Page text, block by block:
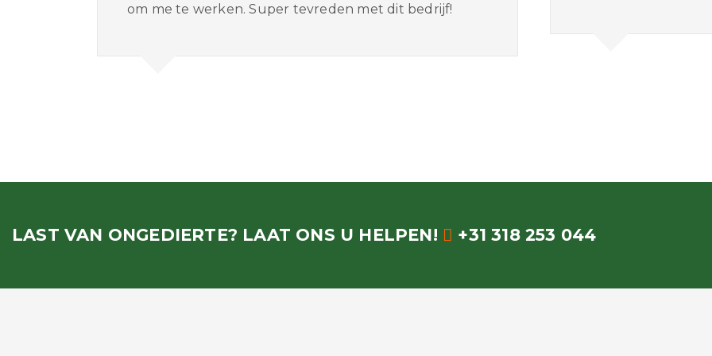
om me te werken. Super tevreden met dit bedrijf!
LAST VAN ONGEDIERTE? LAAT ONS U HELPEN! +31 318 253 044